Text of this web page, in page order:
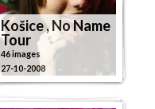
Košice , No Name
Tour
46 images
27-10-2008